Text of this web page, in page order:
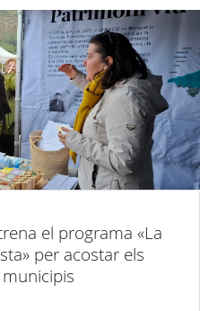
el programa «La
per acostar els